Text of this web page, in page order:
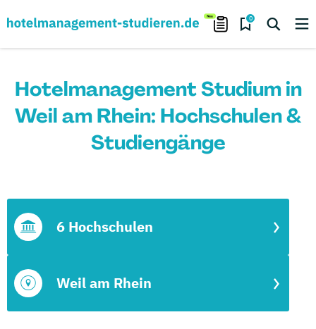
0
Hotelmanagement Studium in
Weil am Rhein: Hochschulen &
Studiengänge
Weil am Rhein
6 Hochschulen